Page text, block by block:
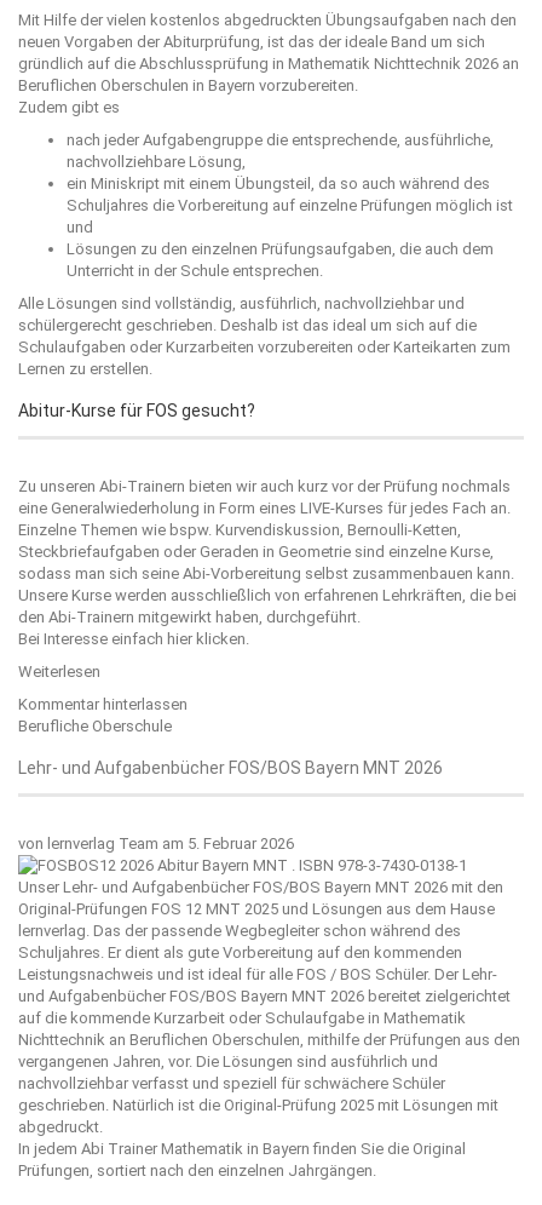
Mit Hilfe der vielen kostenlos abgedruckten Übungsaufgaben nach den
neuen Vorgaben der Abiturprüfung, ist das der ideale Band um sich
gründlich auf die Abschlussprüfung in Mathematik Nichttechnik 2026 an
Beruflichen Oberschulen in Bayern vorzubereiten.
Zudem gibt es
nach jeder Aufgabengruppe die entsprechende, ausführliche,
nachvollziehbare Lösung,
ein Miniskript mit einem Übungsteil, da so auch während des
Schuljahres die Vorbereitung auf einzelne Prüfungen möglich ist
und
Lösungen zu den einzelnen Prüfungsaufgaben, die auch dem
Unterricht in der Schule entsprechen.
Alle Lösungen sind vollständig, ausführlich, nachvollziehbar und
schülergerecht geschrieben. Deshalb ist das ideal um sich auf die
Schulaufgaben oder Kurzarbeiten vorzubereiten oder Karteikarten zum
Lernen zu erstellen.
Abitur-Kurse für FOS gesucht?
Zu unseren Abi-Trainern bieten wir auch kurz vor der Prüfung nochmals
eine Generalwiederholung in Form eines LIVE-Kurses für jedes Fach an.
Einzelne Themen wie bspw. Kurvendiskussion, Bernoulli-Ketten,
Steckbriefaufgaben oder Geraden in Geometrie sind einzelne Kurse,
sodass man sich seine Abi-Vorbereitung selbst zusammenbauen kann.
Unsere Kurse werden ausschließlich von erfahrenen Lehrkräften, die bei
den Abi-Trainern mitgewirkt haben, durchgeführt.
Bei Interesse einfach hier klicken.
Weiterlesen
Kommentar hinterlassen
Berufliche Oberschule
Lehr- und Aufgabenbücher FOS/BOS Bayern MNT 2026
von lernverlag Team am 5. Februar 2026
Unser Lehr- und Aufgabenbücher FOS/BOS Bayern MNT 2026 mit den
Original-Prüfungen FOS 12 MNT 2025 und Lösungen aus dem Hause
lernverlag. Das der passende Wegbegleiter schon während des
Schuljahres. Er dient als gute Vorbereitung auf den kommenden
Leistungsnachweis und ist ideal für alle FOS / BOS Schüler. Der Lehr-
und Aufgabenbücher FOS/BOS Bayern MNT 2026 bereitet zielgerichtet
auf die kommende Kurzarbeit oder Schulaufgabe in Mathematik
Nichttechnik an Beruflichen Oberschulen, mithilfe der Prüfungen aus den
vergangenen Jahren, vor. Die Lösungen sind ausführlich und
nachvollziehbar verfasst und speziell für schwächere Schüler
geschrieben. Natürlich ist die Original-Prüfung 2025 mit Lösungen mit
abgedruckt.
In jedem Abi Trainer Mathematik in Bayern finden Sie die Original
Prüfungen, sortiert nach den einzelnen Jahrgängen.